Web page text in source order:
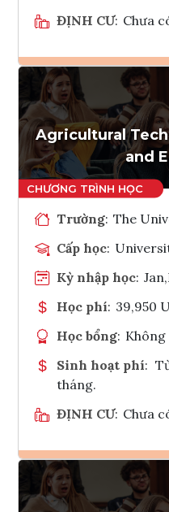
ĐỊNH CƯ: Chưa
Agricultural
and
Trường: The
Cấp học:
Kỳ nhập học:
Học phí: 39,950
Học bổng: Không
Sinh hoạt phí:
tháng.
ĐỊNH CƯ: Chưa